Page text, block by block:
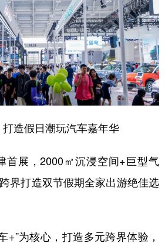
造假日潮玩汽车嘉年华
展，2000㎡沉浸空间+巨型气
界打造双节假期全家出游绝佳选
为核心，打造多元跨界体验，